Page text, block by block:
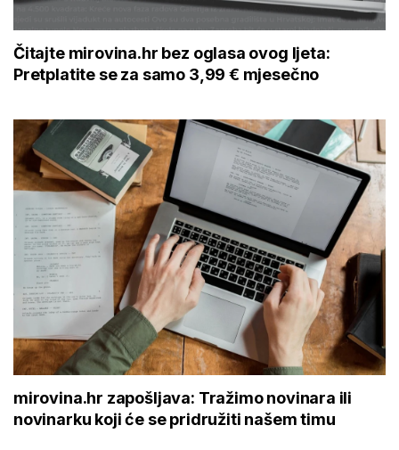
Čitajte mirovina.hr bez oglasa ovog ljeta:
Pretplatite se za samo 3,99 € mjesečno
mirovina.hr zapošljava: Tražimo novinara ili
novinarku koji će se pridružiti našem timu